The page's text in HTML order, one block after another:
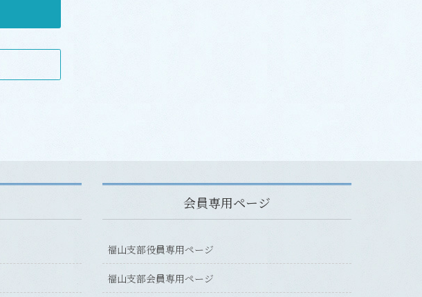
会員専用ページ
福山支部役員専用ページ
福山支部会員専用ページ